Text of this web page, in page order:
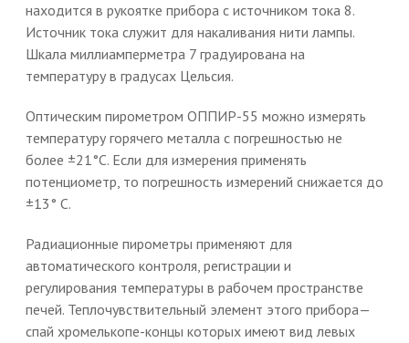
находится в рукоятке прибора с источником тока 8.
Источник тока служит для накаливания нити лампы.
Шкала миллиамперметра 7 градуирована на
температуру в градусах Цельсия.
Оптическим пирометром ОППИР-55 можно измерять
температуру горячего металла с погрешностью не
более ±21°С. Если для измерения применять
потенциометр, то погрешность измерений снижается до
±13° С.
Радиационные пирометры применяют для
автоматического контроля, регистрации и
регулирования температуры в рабочем пространстве
печей. Теплочувствительный элемент этого прибора—
спай хромелькопе-концы которых имеют вид левых